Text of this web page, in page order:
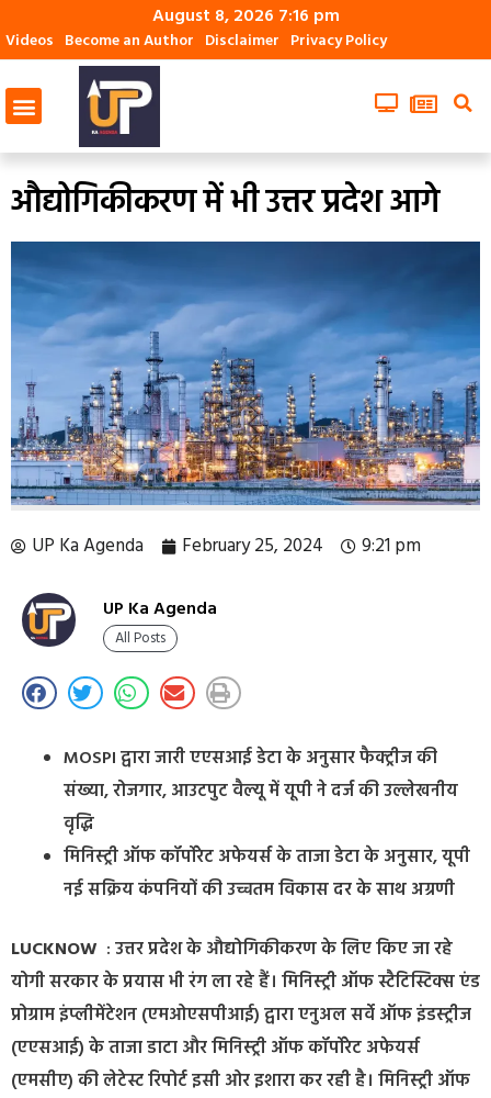
August 8, 2026 7:16 pm
Videos Become an Author Disclaimer Privacy Policy
औद्योगिकीकरण में भी उत्तर प्रदेश आगे
UP Ka Agenda February 25, 2024 9:21 pm
UP Ka Agenda
All Posts
MOSPI द्वारा जारी एएसआई डेटा के अनुसार फैक्ट्रीज की
संख्या, रोजगार, आउटपुट वैल्यू में यूपी ने दर्ज की उल्लेखनीय
वृद्धि
मिनिस्ट्री ऑफ कॉर्पोरेट अफेयर्स के ताजा डेटा के अनुसार, यूपी
नई सक्रिय कंपनियों की उच्चतम विकास दर के साथ अग्रणी
LUCKNOW : उत्तर प्रदेश के औद्योगिकीकरण के लिए किए जा रहे
योगी सरकार के प्रयास भी रंग ला रहे हैं। मिनिस्ट्री ऑफ स्टैटिस्टिक्स एंड
प्रोग्राम इंप्लीमेंटेशन (एमओएसपीआई) द्वारा एनुअल सर्वे ऑफ इंडस्ट्रीज
(एएसआई) के ताजा डाटा और मिनिस्ट्री ऑफ कॉर्पोरेट अफेयर्स
(एमसीए) की लेटेस्ट रिपोर्ट इसी ओर इशारा कर रही है। मिनिस्ट्री ऑफ